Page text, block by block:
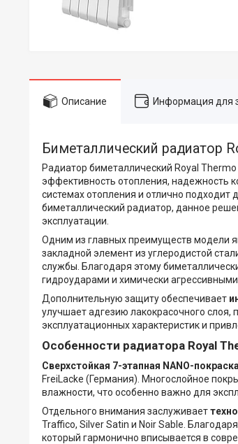
Описание Информация для
Биметаллический радиатор
Радиатор биметаллический Royal
эффективность отопления, надежность
системах отопления и отлично
биметаллический радиатор, данное
эксплуатации.
Одним из главных преимуществ модели
закладной элемент из углеродистой
службы. Благодаря этому
гидроударами и химически
Дополнительную защиту обеспечивает
улучшает адгезию лакокрасочного
эксплуатационных характеристик и
Особенности радиатора Royal
Сверхстойкая 7-этапная NANO-
FreiLacke (Германия). Многослойное
влажности, что особенно важно для
Отдельного внимания заслуживает
Traffico, Silver Satin и Noir Sable.
который гармонично вписывается в